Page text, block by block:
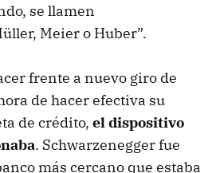
se llamen
Meier o Huber”.
frente a nuevo giro de
de hacer efectiva su
de crédito, el dispositivo
. Schwarzenegger fue
más cercano que estaba